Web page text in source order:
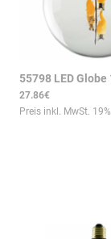
27.86€
Preis inkl. MwSt. 19%